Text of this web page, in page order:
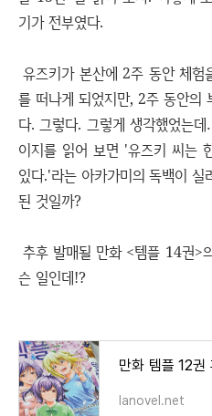
기가 전부였다.
유즈키가 본산에 2주 동안 체험
를 떠나게 되었지만, 2주 동안의
다. 그렇다. 그렇게 생각했었는
이지를 읽어 보면 '유즈키 씨는
있다.'라는 아카가미의 독백이 실
된 것일까?
추후 발매될 만화 <템플 14권>
슨 일인데!?
만화 템플 12권
lanovel.net